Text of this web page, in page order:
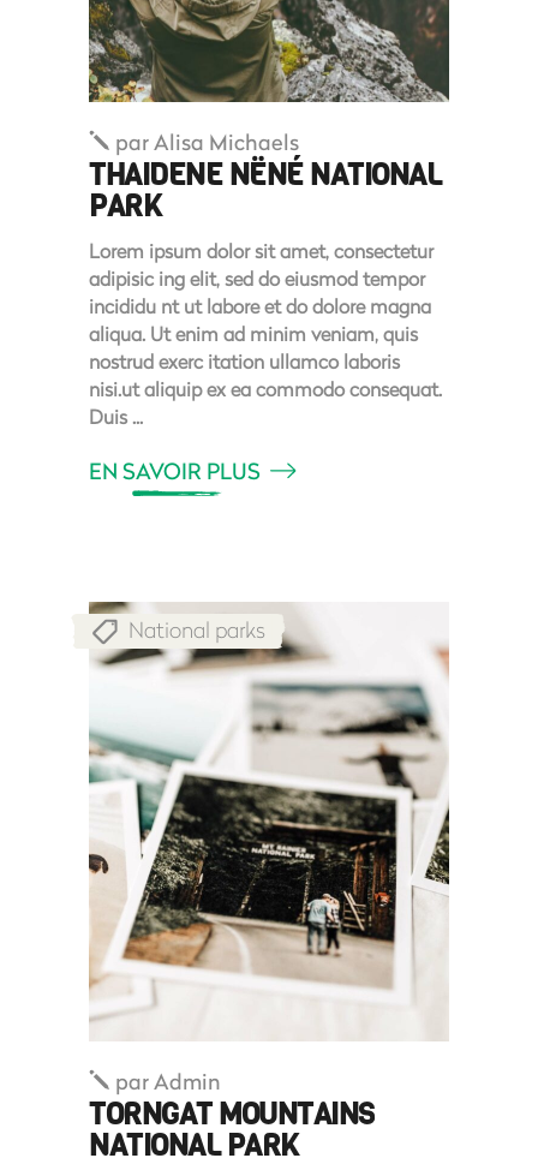
parAlisa Michaels
THAIDENE NËNÉ NATIONAL
PARK
Lorem ipsum dolor sit amet, consectetur
adipisic ing elit, sed do eiusmod tempor
incididu nt ut labore et do dolore magna
aliqua. Ut enim ad minim veniam, quis
nostrud exerc itation ullamco laboris
nisi.ut aliquip ex ea commodo consequat.
Duis
EN SAVOIR PLUS
National parks
parAdmin
TORNGAT MOUNTAINS
NATIONAL PARK